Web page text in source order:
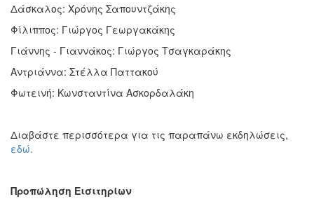
Δάσκαλος: Χρόνης Σαπουντζάκης
Φίλιππος: Γιώργος Γεωργακάκης
Γιάννης - Γιαννάκος: Γιώργος Τσαγκαράκης
Αντριάννα: Στέλλα Παττακού
Φωτεινή: Κωνσταντίνα Ασκορδαλάκη
Διαβάστε περισσότερα για τις παραπάνω εκδηλώσεις,
εδώ.
Προπώληση Εισιτηρίων